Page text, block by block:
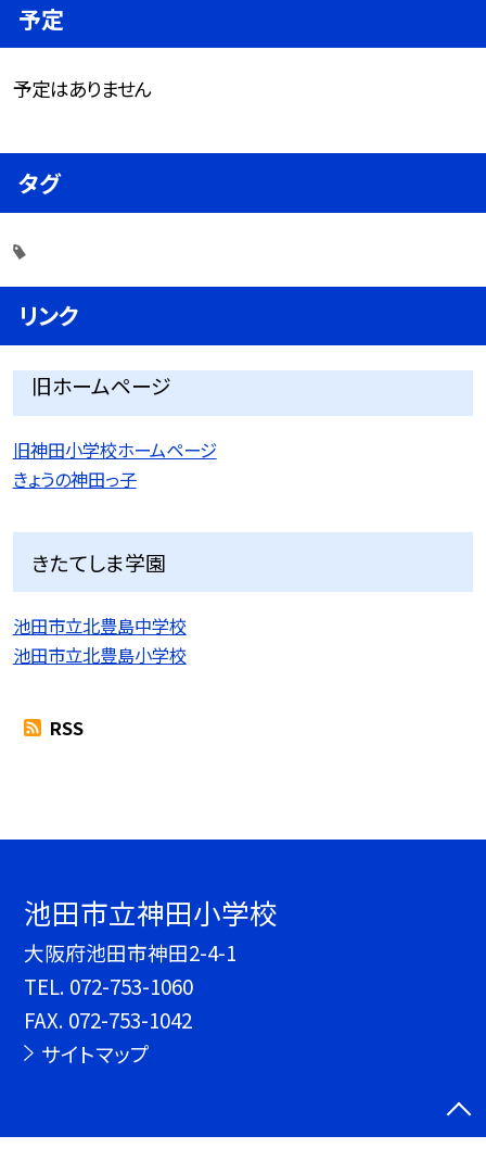
予定
予定はありません
タグ
リンク
旧ホームページ
旧神田小学校ホームページ
きょうの神田っ子
きたてしま学園
池田市立北豊島中学校
池田市立北豊島小学校
RSS
池田市立神田小学校
大阪府池田市神田2-4-1
TEL. 072-753-1060
FAX. 072-753-1042
サイトマップ